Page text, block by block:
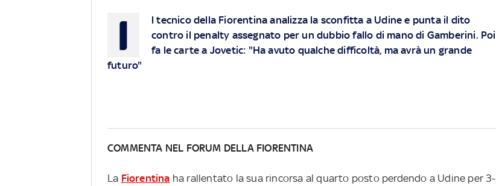
I
l tecnico della Fiorentina analizza la sconfitta a Udine e punta il dito
contro il penalty assegnato per un dubbio fallo di mano di Gamberini. Poi
fa le carte a Jovetic: "Ha avuto qualche difficoltà, ma avrà un grande
futuro"
COMMENTA NEL FORUM DELLA FIORENTINA
La Fiorentina ha rallentato la sua rincorsa al quarto posto perdendo a Udine per 3-